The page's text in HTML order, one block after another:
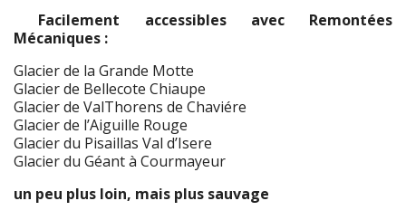
Facilement accessibles avec Remontées
Mécaniques :
Glacier de la Grande Motte
Glacier de Bellecote Chiaupe
Glacier de ValThorens de Chaviére
Glacier de l’Aiguille Rouge
Glacier du Pisaillas Val d’Isere
Glacier du Géant à Courmayeur
un peu plus loin, mais plus sauvage